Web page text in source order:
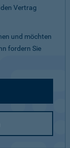
Vertrag
und möchten
fordern Sie